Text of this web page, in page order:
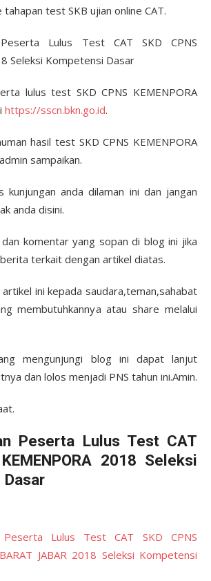
tahapan test SKB ujian online CAT.
lulus test SKD CPNS KEMENPORA
https://sscn.bkn.go.id.
hasil test SKD CPNS KEMENPORA
sampaikan.
kunjungan anda dilaman ini dan jangan
anda disini.
komentar yang sopan di blog ini jika
terkait dengan artikel diatas.
ini kepada saudara,teman,sahabat
membutuhkannya atau share melalui
mengunjungi blog ini dapat lanjut
dan lolos menjadi PNS tahun ini.Amin.
Peserta Lulus Test CAT
2018 Seleksi
Peserta Lulus Test CAT SKD CPNS
JABAR 2018 Seleksi Kompetensi